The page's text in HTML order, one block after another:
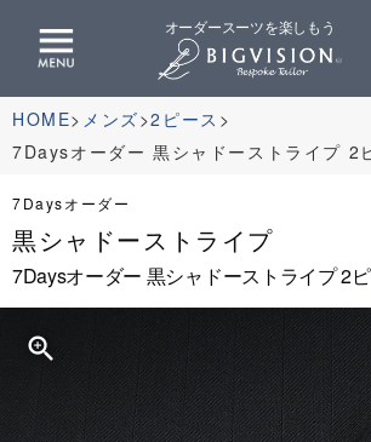
オーダースーツを楽しもう
HOME メンズ 2ピース
7Daysオーダー 黒シャドーストライプ 2
7Daysオーダー
黒シャドーストライプ
7Daysオーダー 黒シャドーストライプ 2
zoom_in